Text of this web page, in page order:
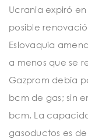
Ucrania expiró
posible
Eslovaquia
a menos que se
Gazprom debía
bcm de gas; sin
bcm. La
gasoductos es